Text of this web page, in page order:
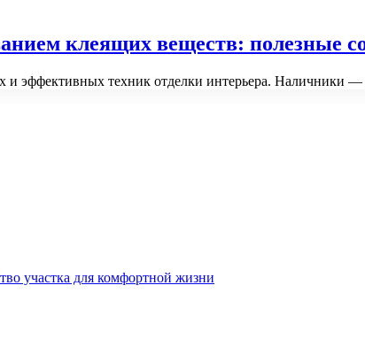
клеящих веществ: полезные
эффективных техник отделки интерьера. Наличники
участка для комфортной жизни